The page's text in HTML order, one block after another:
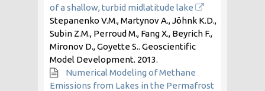
of a shallow, turbid midlatitude lake
Stepanenko V.M., Martynov A., Jöhnk K.D.,
Subin Z.M., Perroud M., Fang X., Beyrich F.,
Mironov D., Goyette S.. Geoscientific
Model Development. 2013.
Numerical Modeling of Methane
Emissions from Lakes in the Permafrost